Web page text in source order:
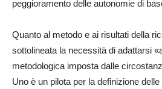
peggioramento delle autonomie di
Quanto al metodo e ai risultati della
sottolineata la necessità di adattarsi
metodologica imposta dalle
Uno è un pilota per la definizione